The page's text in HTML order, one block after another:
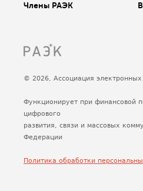
Члены РАЭК
© 2026, Ассоциация
Функционирует при финансовой
цифрового
развития, связи и массовых
Федерации
Политика обработки